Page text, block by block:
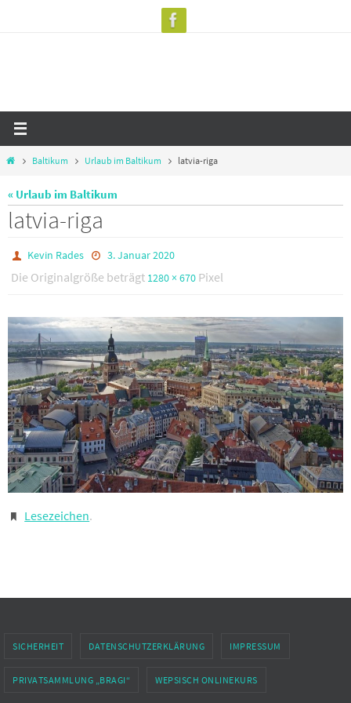
StartBaltikum Urlaub im Baltikum latvia-riga
« Urlaub im Baltikum
latvia-riga
Kevin Rades 3. Januar 2020
Die Originalgröße beträgt 1280 × 670 Pixel
Lesezeichen.
SICHERHEIT DATENSCHUTZERKLÄRUNG IMPRESSUM
PRIVATSAMMLUNG „BRAGI“ WEPSISCH ONLINEKURS